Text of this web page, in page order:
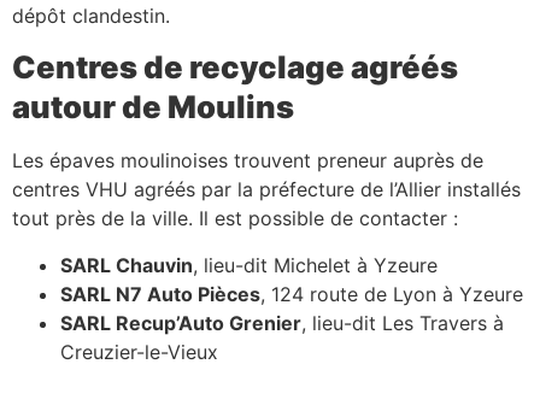
dépôt clandestin.
Centres de recyclage agréés
autour de Moulins
Les épaves moulinoises trouvent preneur auprès de
centres VHU agréés par la préfecture de l’Allier installés
tout près de la ville. Il est possible de contacter :
SARL Chauvin, lieu-dit Michelet à Yzeure
SARL N7 Auto Pièces, 124 route de Lyon à Yzeure
SARL Recup’Auto Grenier, lieu-dit Les Travers à
Creuzier-le-Vieux